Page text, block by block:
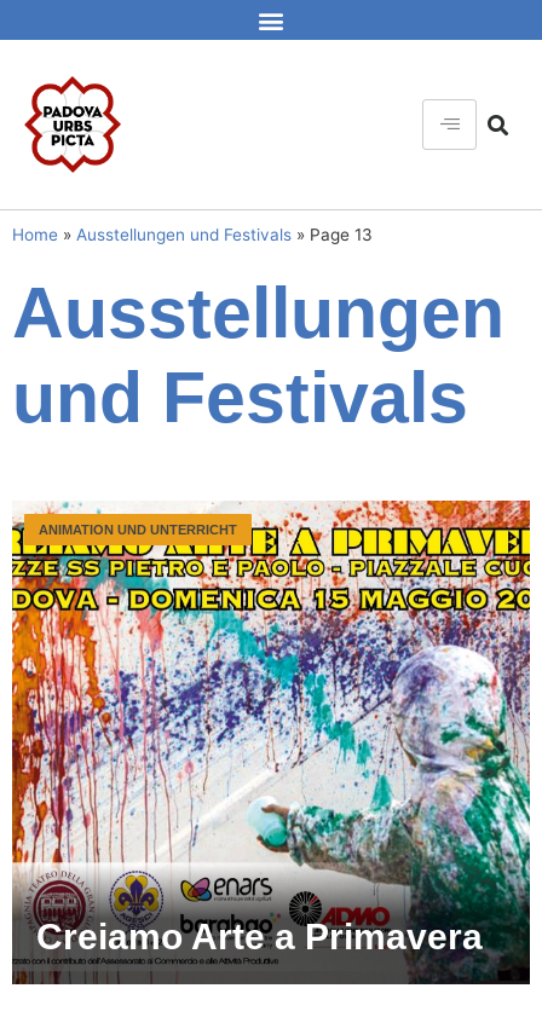
Home » Ausstellungen und Festivals » Page 13
Ausstellungen
und Festivals
Creiamo Arte a Primavera
ANIMATION UND UNTERRICHT